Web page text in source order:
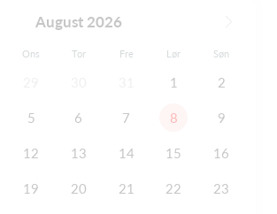
August 2026
Ons Tor Fre Lør Søn
1 2
5 6 7 8 9
12 13 14 15 16
19 20 21 22 23